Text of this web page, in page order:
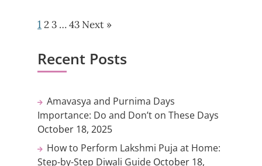
1 2 3 …43 Next »
Recent Posts
Amavasya and Purnima Days
Importance: Do and Don’t on These Days
October 18, 2025
How to Perform Lakshmi Puja at Home:
Step-by-Step Diwali Guide October 18,